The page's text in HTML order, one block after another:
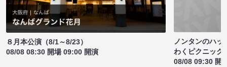
８月本公演（8/1～8/23）
08/08 08:30 開場 09:00 開演
ノンタンのハッ
わくピクニック
08/08 09:30 開